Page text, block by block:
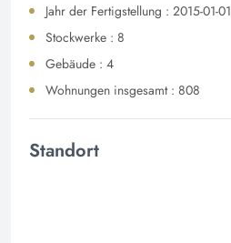
Jahr der Fertigstellung : 2015-01-01
Stockwerke : 8
Gebäude : 4
Wohnungen insgesamt : 808
Standort